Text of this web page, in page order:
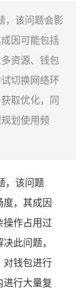
，该问题会影
因可能包括
资源、钱包
切换网络环
取优化，同
划使用频
，该问题
，其成因
操作占用过
此问题，
对钱包进行
进行大量复